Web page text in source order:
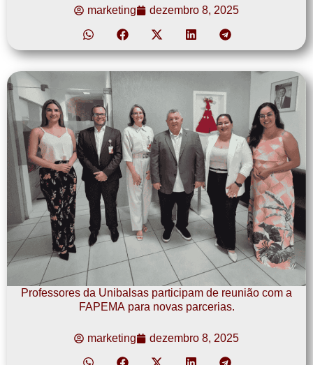
marketing dezembro 8, 2025
Professores da Unibalsas participam de reunião com a
FAPEMA para novas parcerias.
marketing dezembro 8, 2025